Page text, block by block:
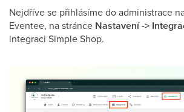
Nejdříve se přihlásíme do administrace
Eventee, na stránce Nastavení ->
integraci Simple Shop.